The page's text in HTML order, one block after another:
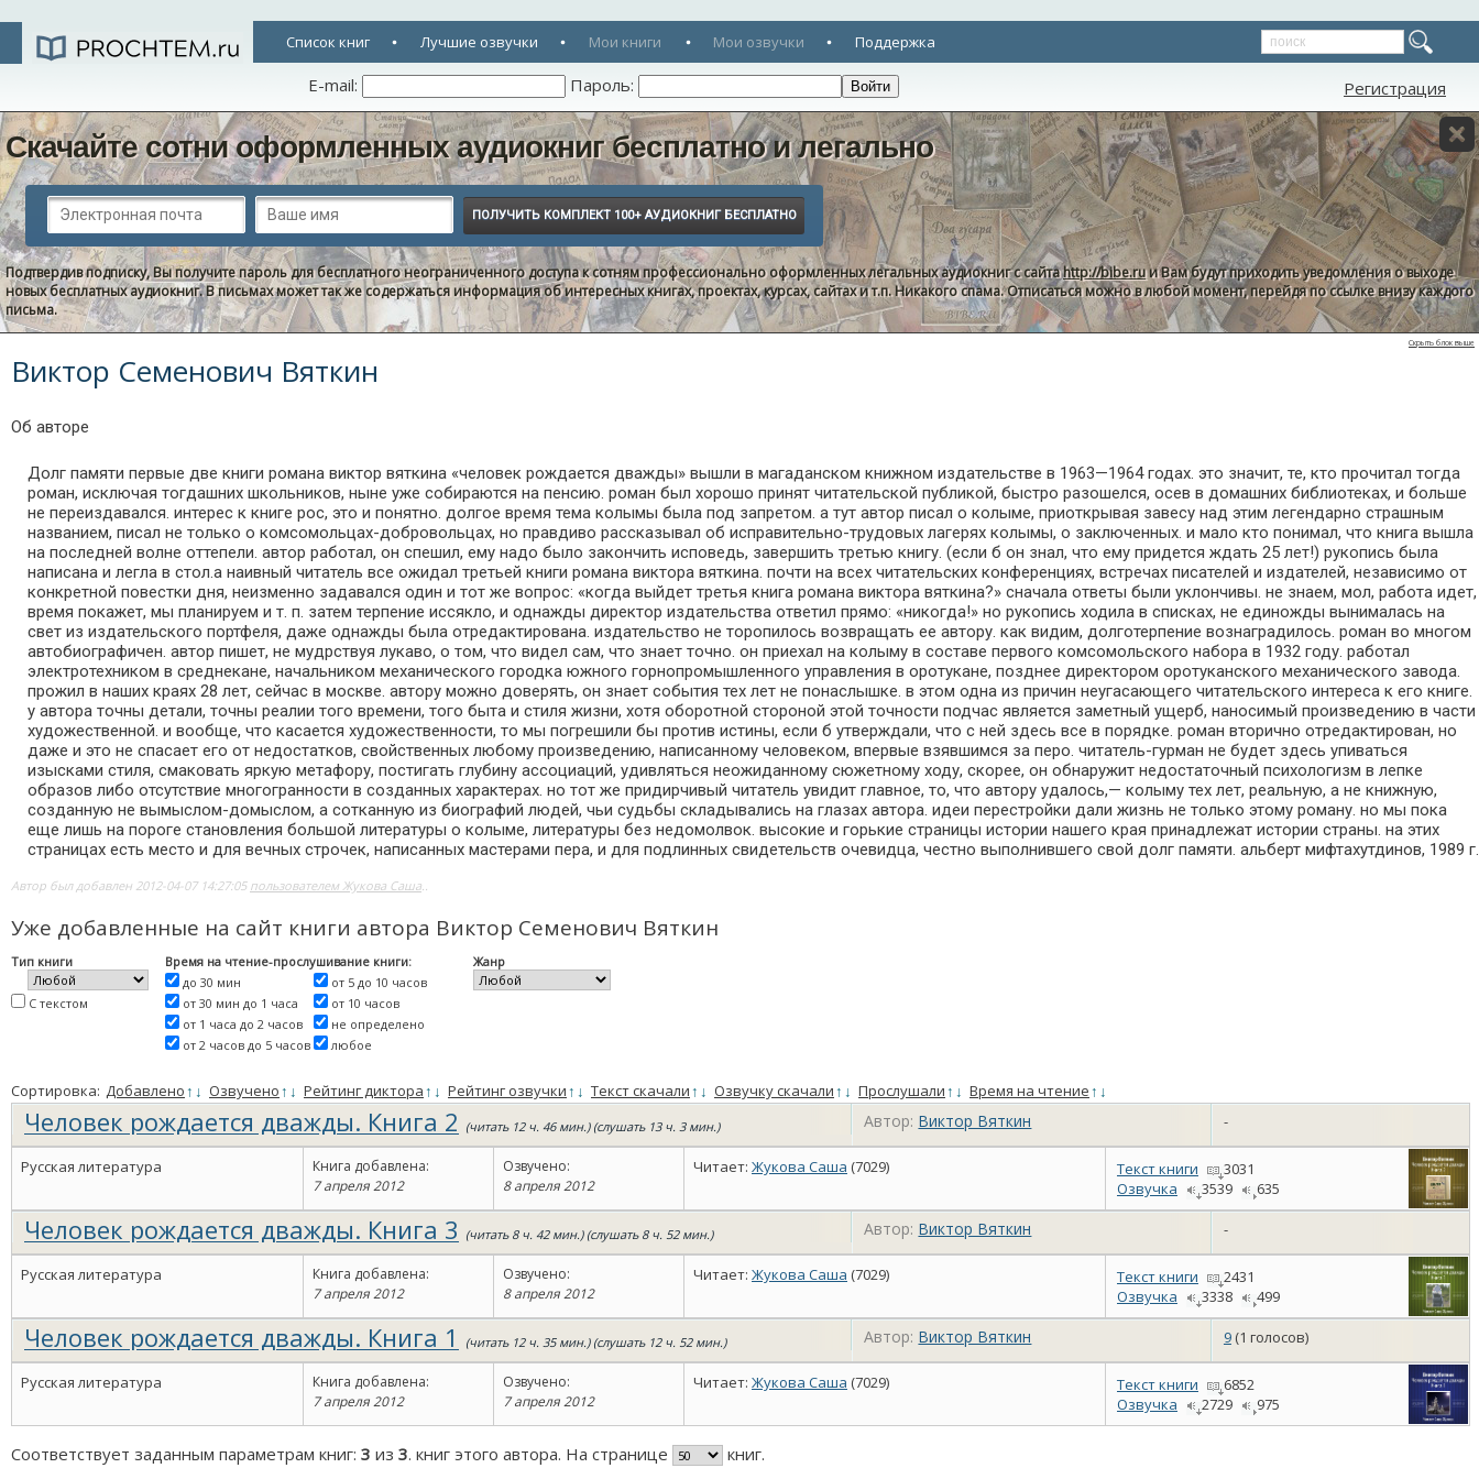
Список книг Лучшие озвучки Мои книги Мои озвучки Поддержка
E-mail: Пароль: Регистрация
Скачайте сотни оформленных аудиокниг бесплатно и легально
Подтвердив подписку, Вы получите пароль для бесплатного неограниченного доступа к сотням профессионально оформленных легальных аудиокниг с сайтаhttp://bibe.ruи Вам будут приходить уведомления о выходе
новых бесплатных аудиокниг. В письмах может так же содержаться информация об интересных книгах, проектах, курсах, сайтах и т.п. Никакого спама. Отписаться можно в любой момент, перейдя по ссылке внизу каждого
письма.
Скрыть блок выше
Виктор Семенович Вяткин
Об авторе
Долг памяти первые две книги романа виктор вяткина «человек рождается дважды» вышли в магаданском книжном издательстве в 1963—1964 годах. это значит, те, кто прочитал тогда
роман, исключая тогдашних школьников, ныне уже собираются на пенсию. роман был хорошо принят читательской публикой, быстро разошелся, осев в домашних библиотеках, и больше
не переиздавался. интерес к книге рос, это и понятно. долгое время тема колымы была под запретом. а тут автор писал о колыме, приоткрывая завесу над этим легендарно страшным
названием, писал не только о комсомольцах-добровольцах, но правдиво рассказывал об исправительно-трудовых лагерях колымы, о заключенных. и мало кто понимал, что книга вышла
на последней волне оттепели. автор работал, он спешил, ему надо было закончить исповедь, завершить третью книгу. (если б он знал, что ему придется ждать 25 лет!) рукопись была
написана и легла в стол.а наивный читатель все ожидал третьей книги романа виктора вяткина. почти на всех читательских конференциях, встречах писателей и издателей, независимо от
конкретной повестки дня, неизменно задавался один и тот же вопрос: «когда выйдет третья книга романа виктора вяткина?» сначала ответы были уклончивы. не знаем, мол, работа идет,
время покажет, мы планируем и т. п. затем терпение иссякло, и однажды директор издательства ответил прямо: «никогда!» но рукопись ходила в списках, не единожды вынималась на
свет из издательского портфеля, даже однажды была отредактирована. издательство не торопилось возвращать ее автору. как видим, долготерпение вознаградилось. роман во многом
автобиографичен. автор пишет, не мудрствуя лукаво, о том, что видел сам, что знает точно. он приехал на колыму в составе первого комсомольского набора в 1932 году. работал
электротехником в среднекане, начальником механического городка южного горнопромышленного управления в оротукане, позднее директором оротуканского механического завода.
прожил в наших краях 28 лет, сейчас в москве. автору можно доверять, он знает события тех лет не понаслышке. в этом одна из причин неугасающего читательского интереса к его книге.
у автора точны детали, точны реалии того времени, того быта и стиля жизни, хотя оборотной стороной этой точности подчас является заметный ущерб, наносимый произведению в части
художественной. и вообще, что касается художественности, то мы погрешили бы против истины, если б утверждали, что с ней здесь все в порядке. роман вторично отредактирован, но
даже и это не спасает его от недостатков, свойственных любому произведению, написанному человеком, впервые взявшимся за перо. читатель-гурман не будет здесь упиваться
изысками стиля, смаковать яркую метафору, постигать глубину ассоциаций, удивляться неожиданному сюжетному ходу, скорее, он обнаружит недостаточный психологизм в лепке
образов либо отсутствие многогранности в созданных характерах. но тот же придирчивый читатель увидит главное, то, что автору удалось,— колыму тех лет, реальную, а не книжную,
созданную не вымыслом-домыслом, а сотканную из биографий людей, чьи судьбы складывались на глазах автора. идеи перестройки дали жизнь не только этому роману. но мы пока
еще лишь на пороге становления большой литературы о колыме, литературы без недомолвок. высокие и горькие страницы истории нашего края принадлежат истории страны. на этих
страницах есть место и для вечных строчек, написанных мастерами пера, и для подлинных свидетельств очевидца, честно выполнившего свой долг памяти. альберт мифтахутдинов, 1989 г.
Автор был добавлен 2012-04-07 14:27:05 пользователем Жукова Саша..
Уже добавленные на сайт книги автора Виктор Семенович Вяткин
Тип книги
С текстом
Время на чтение-прослушивание книги:
до 30 мин
от 30 мин до 1 часа
от 1 часа до 2 часов
от 2 часов до 5 часов
от 5 до 10 часов
от 10 часов
не определено
любое
Жанр
Сортировка: Добавлено↑ ↓ Озвучено↑ ↓ Рейтинг диктора↑ ↓ Рейтинг озвучки↑ ↓ Текст скачали↑ ↓ Озвучку скачали↑ ↓ Прослушали↑ ↓ Время на чтение↑ ↓
Человек рождается дважды. Книга 2 (читать 12 ч. 46 мин.) (слушать 13 ч. 3 мин.) Автор: Виктор Вяткин -
Русская литература
Книга добавлена:
7 апреля 2012
Озвучено:
8 апреля 2012
Читает: Жукова Саша (7029) Текст книги
3031
Озвучка
3539 635
Человек рождается дважды. Книга 3 (читать 8 ч. 42 мин.) (слушать 8 ч. 52 мин.) Автор: Виктор Вяткин -
Русская литература
Книга добавлена:
7 апреля 2012
Озвучено:
8 апреля 2012
Читает: Жукова Саша (7029) Текст книги
2431
Озвучка
3338 499
Человек рождается дважды. Книга 1 (читать 12 ч. 35 мин.) (слушать 12 ч. 52 мин.) Автор: Виктор Вяткин 9(1 голосов)
Русская литература
Книга добавлена:
7 апреля 2012
Озвучено:
7 апреля 2012
Читает: Жукова Саша (7029) Текст книги
6852
Озвучка
2729 975
Соответствует заданным параметрам книг: 3 из 3. книг этого автора. На странице книг.